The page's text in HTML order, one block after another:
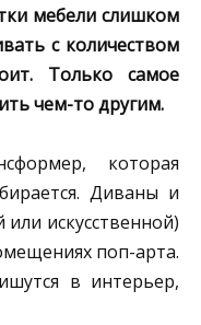
мебели слишком
с количеством
Только самое
чем-то другим.
которая
Диваны и
искусственной)
поп-арта.
в интерьер,